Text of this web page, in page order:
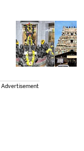
Advertisement